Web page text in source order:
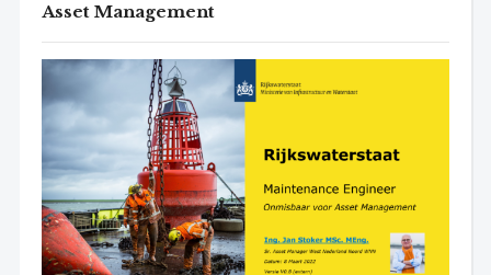
Asset Management